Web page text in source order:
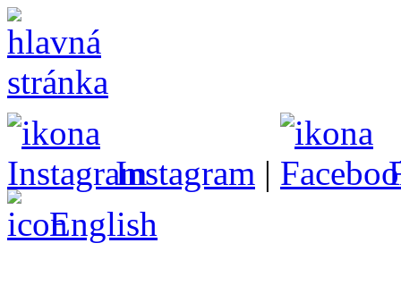
Instagram |
English